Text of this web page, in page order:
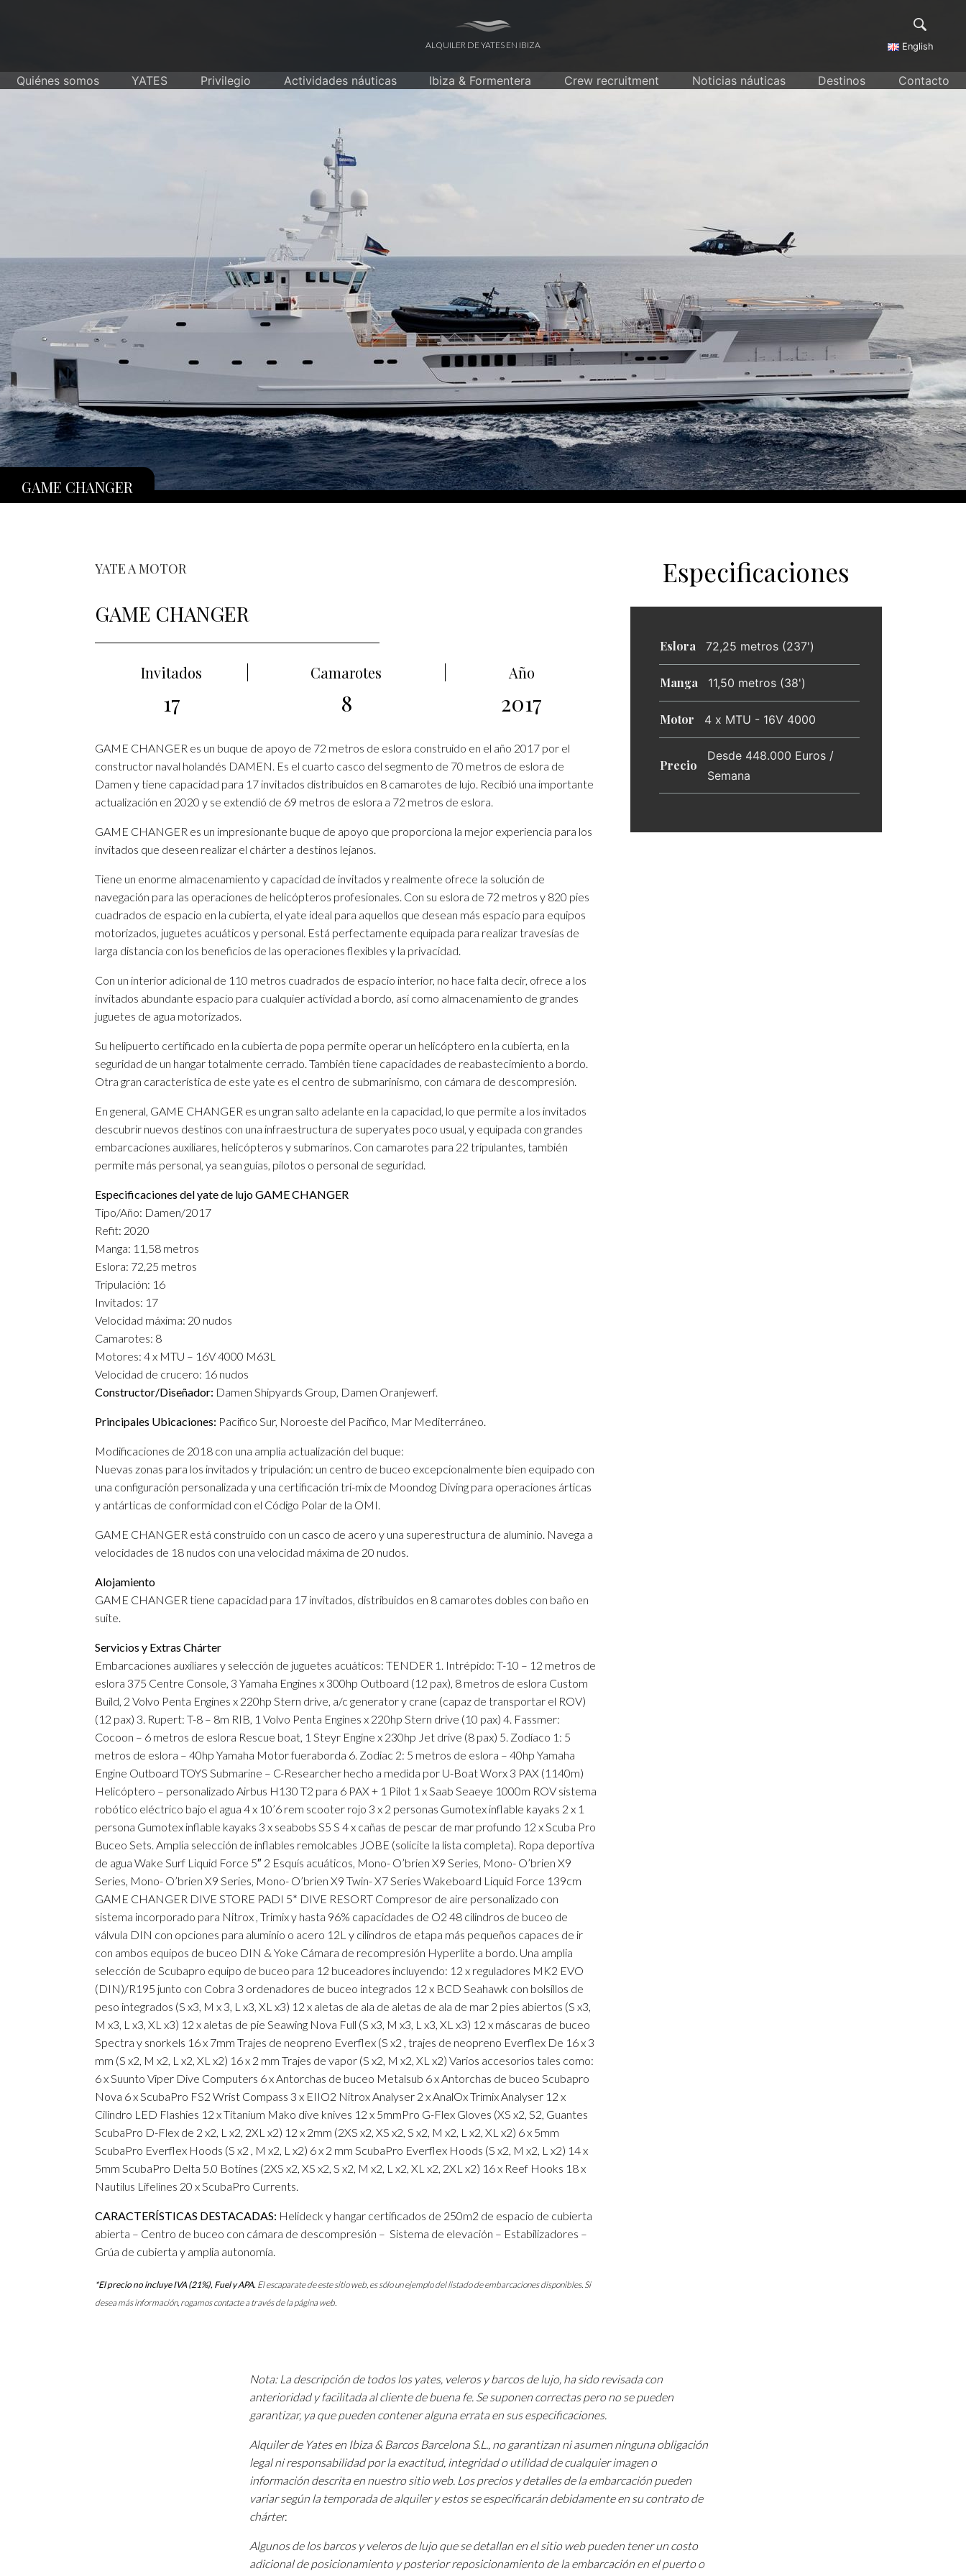
ALQUILER DE YATES EN IBIZA English
Quiénes somos YATES Privilegio Actividades náuticas Ibiza & Formentera Crew recruitment Noticias náuticas Destinos Contacto
GAME CHANGER
YATE A MOTOR
GAME CHANGER
Invitados Camarotes Año
17 8 2017
GAME CHANGER es un buque de apoyo de 72 metros de eslora construido en el año 2017 por el
constructor naval holandés DAMEN. Es el cuarto casco del segmento de 70 metros de eslora de
Damen y tiene capacidad para 17 invitados distribuidos en 8 camarotes de lujo. Recibió una importante
actualización en 2020 y se extendió de 69 metros de eslora a 72 metros de eslora.
GAME CHANGER es un impresionante buque de apoyo que proporciona la mejor experiencia para los
invitados que deseen realizar el chárter a destinos lejanos.
Tiene un enorme almacenamiento y capacidad de invitados y realmente ofrece la solución de
navegación para las operaciones de helicópteros profesionales. Con su eslora de 72 metros y 820 pies
cuadrados de espacio en la cubierta, el yate ideal para aquellos que desean más espacio para equipos
motorizados, juguetes acuáticos y personal. Está perfectamente equipada para realizar travesías de
larga distancia con los beneficios de las operaciones flexibles y la privacidad.
Con un interior adicional de 110 metros cuadrados de espacio interior, no hace falta decir, ofrece a los
invitados abundante espacio para cualquier actividad a bordo, así como almacenamiento de grandes
juguetes de agua motorizados.
Su helipuerto certificado en la cubierta de popa permite operar un helicóptero en la cubierta, en la
seguridad de un hangar totalmente cerrado. También tiene capacidades de reabastecimiento a bordo.
Otra gran característica de este yate es el centro de submarinismo, con cámara de descompresión.
En general, GAME CHANGER es un gran salto adelante en la capacidad, lo que permite a los invitados
descubrir nuevos destinos con una infraestructura de superyates poco usual, y equipada con grandes
embarcaciones auxiliares, helicópteros y submarinos. Con camarotes para 22 tripulantes, también
permite más personal, ya sean guías, pilotos o personal de seguridad.
Especificaciones del yate de lujo GAME CHANGER
Tipo/Año: Damen/2017
Refit: 2020
Manga: 11,58 metros
Eslora: 72,25 metros
Tripulación: 16
Invitados: 17
Velocidad máxima: 20 nudos
Camarotes: 8
Motores: 4 x MTU – 16V 4000 M63L
Velocidad de crucero: 16 nudos
Constructor/Diseñador: Damen Shipyards Group, Damen Oranjewerf.
Principales Ubicaciones: Pacifico Sur, Noroeste del Pacifico, Mar Mediterráneo.
Modificaciones de 2018 con una amplia actualización del buque:
Nuevas zonas para los invitados y tripulación: un centro de buceo excepcionalmente bien equipado con
una configuración personalizada y una certificación tri-mix de Moondog Diving para operaciones árticas
y antárticas de conformidad con el Código Polar de la OMI.
GAME CHANGER está construido con un casco de acero y una superestructura de aluminio. Navega a
velocidades de 18 nudos con una velocidad máxima de 20 nudos.
Alojamiento
GAME CHANGER tiene capacidad para 17 invitados, distribuidos en 8 camarotes dobles con baño en
suite.
Servicios y Extras Chárter
Embarcaciones auxiliares y selección de juguetes acuáticos: TENDER 1. Intrépido: T-10 – 12 metros de
eslora 375 Centre Console, 3 Yamaha Engines x 300hp Outboard (12 pax), 8 metros de eslora Custom
Build, 2 Volvo Penta Engines x 220hp Stern drive, a/c generator y crane (capaz de transportar el ROV)
(12 pax) 3. Rupert: T-8 – 8m RIB, 1 Volvo Penta Engines x 220hp Stern drive (10 pax) 4. Fassmer:
Cocoon – 6 metros de eslora Rescue boat, 1 Steyr Engine x 230hp Jet drive (8 pax) 5. Zodíaco 1: 5
metros de eslora – 40hp Yamaha Motor fueraborda 6. Zodiac 2: 5 metros de eslora – 40hp Yamaha
Engine Outboard TOYS Submarine – C-Researcher hecho a medida por U-Boat Worx 3 PAX (1140m)
Helicóptero – personalizado Airbus H130 T2 para 6 PAX + 1 Pilot 1 x Saab Seaeye 1000m ROV sistema
robótico eléctrico bajo el agua 4 x 10’6 rem scooter rojo 3 x 2 personas Gumotex inflable kayaks 2 x 1
persona Gumotex inflable kayaks 3 x seabobs S5 S 4 x cañas de pescar de mar profundo 12 x Scuba Pro
Buceo Sets. Amplia selección de inflables remolcables JOBE (solicite la lista completa). Ropa deportiva
de agua Wake Surf Liquid Force 5″ 2 Esquís acuáticos, Mono- O’brien X9 Series, Mono- O’brien X9
Series, Mono- O’brien X9 Series, Mono- O’brien X9 Twin- X7 Series Wakeboard Liquid Force 139cm
GAME CHANGER DIVE STORE PADI 5* DIVE RESORT Compresor de aire personalizado con
sistema incorporado para Nitrox , Trimix y hasta 96% capacidades de O2 48 cilindros de buceo de
válvula DIN con opciones para aluminio o acero 12L y cilindros de etapa más pequeños capaces de ir
con ambos equipos de buceo DIN & Yoke Cámara de recompresión Hyperlite a bordo. Una amplia
selección de Scubapro equipo de buceo para 12 buceadores incluyendo: 12 x reguladores MK2 EVO
(DIN)/R195 junto con Cobra 3 ordenadores de buceo integrados 12 x BCD Seahawk con bolsillos de
peso integrados (S x3, M x 3, L x3, XL x3) 12 x aletas de ala de aletas de ala de mar 2 pies abiertos (S x3,
M x3, L x3, XL x3) 12 x aletas de pie Seawing Nova Full (S x3, M x3, L x3, XL x3) 12 x máscaras de buceo
Spectra y snorkels 16 x 7mm Trajes de neopreno Everflex (S x2 , trajes de neopreno Everflex De 16 x 3
mm (S x2, M x2, L x2, XL x2) 16 x 2 mm Trajes de vapor (S x2, M x2, XL x2) Varios accesorios tales como:
6 x Suunto Viper Dive Computers 6 x Antorchas de buceo Metalsub 6 x Antorchas de buceo Scubapro
Nova 6 x ScubaPro FS2 Wrist Compass 3 x EIIO2 Nitrox Analyser 2 x AnalOx Trimix Analyser 12 x
Cilindro LED Flashies 12 x Titanium Mako dive knives 12 x 5mmPro G-Flex Gloves (XS x2, S2, Guantes
ScubaPro D-Flex de 2 x2, L x2, 2XL x2) 12 x 2mm (2XS x2, XS x2, S x2, M x2, L x2, XL x2) 6 x 5mm
ScubaPro Everflex Hoods (S x2 , M x2, L x2) 6 x 2 mm ScubaPro Everflex Hoods (S x2, M x2, L x2) 14 x
5mm ScubaPro Delta 5.0 Botines (2XS x2, XS x2, S x2, M x2, L x2, XL x2, 2XL x2) 16 x Reef Hooks 18 x
Nautilus Lifelines 20 x ScubaPro Currents.
CARACTERÍSTICAS DESTACADAS: Helideck y hangar certificados de 250m2 de espacio de cubierta
abierta – Centro de buceo con cámara de descompresión – Sistema de elevación – Estabilizadores –
Grúa de cubierta y amplia autonomía.
*El precio no incluye IVA (21%), Fuel y APA. El escaparate de este sitio web, es sólo un ejemplo del listado de embarcaciones disponibles. Si
desea más información, rogamos contacte a través de la página web.
Especificaciones
Eslora 72,25 metros (237')
Manga 11,50 metros (38')
Motor 4 x MTU - 16V 4000
Precio
Desde 448.000 Euros /
Semana
Nota: La descripción de todos los yates, veleros y barcos de lujo, ha sido revisada con
anterioridad y facilitada al cliente de buena fe. Se suponen correctas pero no se pueden
garantizar, ya que pueden contener alguna errata en sus especificaciones.
Alquiler de Yates en Ibiza & Barcos Barcelona S.L., no garantizan ni asumen ninguna obligación
legal ni responsabilidad por la exactitud, integridad o utilidad de cualquier imagen o
información descrita en nuestro sitio web. Los precios y detalles de la embarcación pueden
variar según la temporada de alquiler y estos se especificarán debidamente en su contrato de
chárter.
Algunos de los barcos y veleros de lujo que se detallan en el sitio web pueden tener un costo
adicional de posicionamiento y posterior reposicionamiento de la embarcación en el puerto o